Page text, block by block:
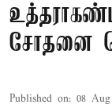
சோதனை
Published on: 08